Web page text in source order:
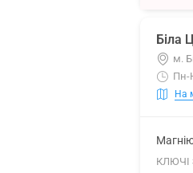
Біла
м.
Пн-
На
КЛЮЧІ